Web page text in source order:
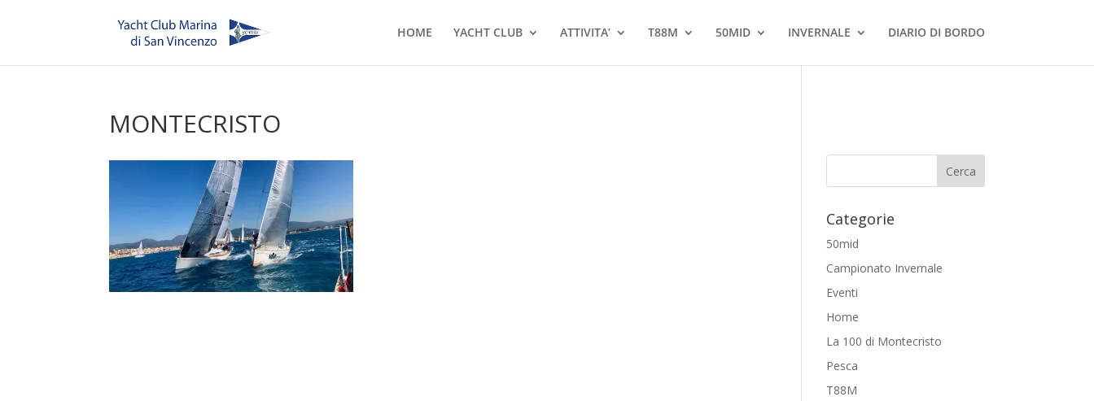
HOME YACHT CLUB ATTIVITA’ T88M 50MID INVERNALE DIARIO DI BORDO
MONTECRISTO
Categorie
50mid
Campionato Invernale
Eventi
Home
La 100 di Montecristo
Pesca
T88M